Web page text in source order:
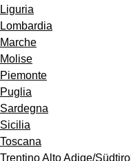
Liguria
Lombardia
Marche
Molise
Piemonte
Puglia
Sardegna
Sicilia
Toscana
Trentino Alto Adige/Südtirol